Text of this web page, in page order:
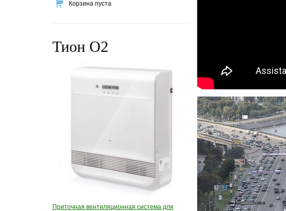
Корзина пуста
Тион О2
Приточная вентиляционная система для